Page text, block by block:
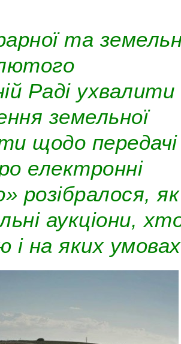
та
Раді ухвалити
земельної
щодо передачі
електронні
розібралося, як
аукціони,
на яких